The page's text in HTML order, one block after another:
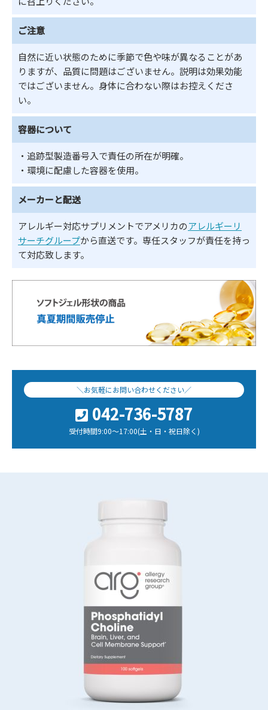
ご注意
自然に近い状態のために季節で色や味が異なることがあ
りますが、品質に問題はございません。説明は効果効能
ではございません。身体に合わない際はお控えくださ
い。
容器について
・追跡型製造番号入で責任の所在が明確。
・環境に配慮した容器を使用。
メーカーと配送
アレルギー対応サプリメントでアメリカのアレルギーリ
サーチグループから直送です。専任スタッフが責任を持っ
て対応致します。
＼お気軽にお問い合わせください／
042-736-5787
受付時間9:00～17:00(土・日・祝日除く)